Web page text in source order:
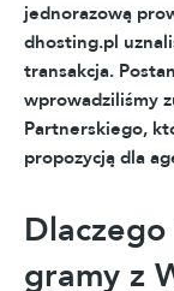
jednorazową
dhosting.pl
transakcja.
wprowadziliśmy
Partnerskiego,
propozycją dla
gramy z